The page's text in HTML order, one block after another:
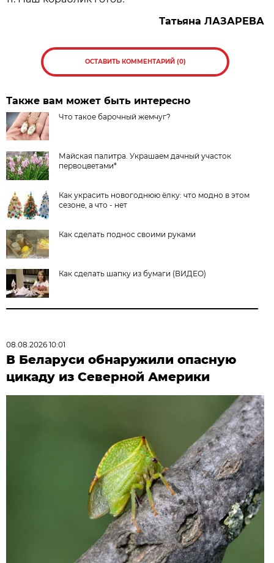
Татьяна ЛАЗАРЕВА
ОСТАВИТЬ КОММЕНТАРИЙ (0)
Также вам может быть интересно
Что такое барочный жемчуг?
Майская палитра. Украшаем дачный участок
первоцветами*
Как украсить новогоднюю ёлку: что модно в этом
сезоне, а что - нет
Как сделать поднос своими руками
Как сделать шапку из бумаги (ВИДЕО)
08.08.2026 10:01
В Беларуси обнаружили опасную
цикаду из Северной Америки